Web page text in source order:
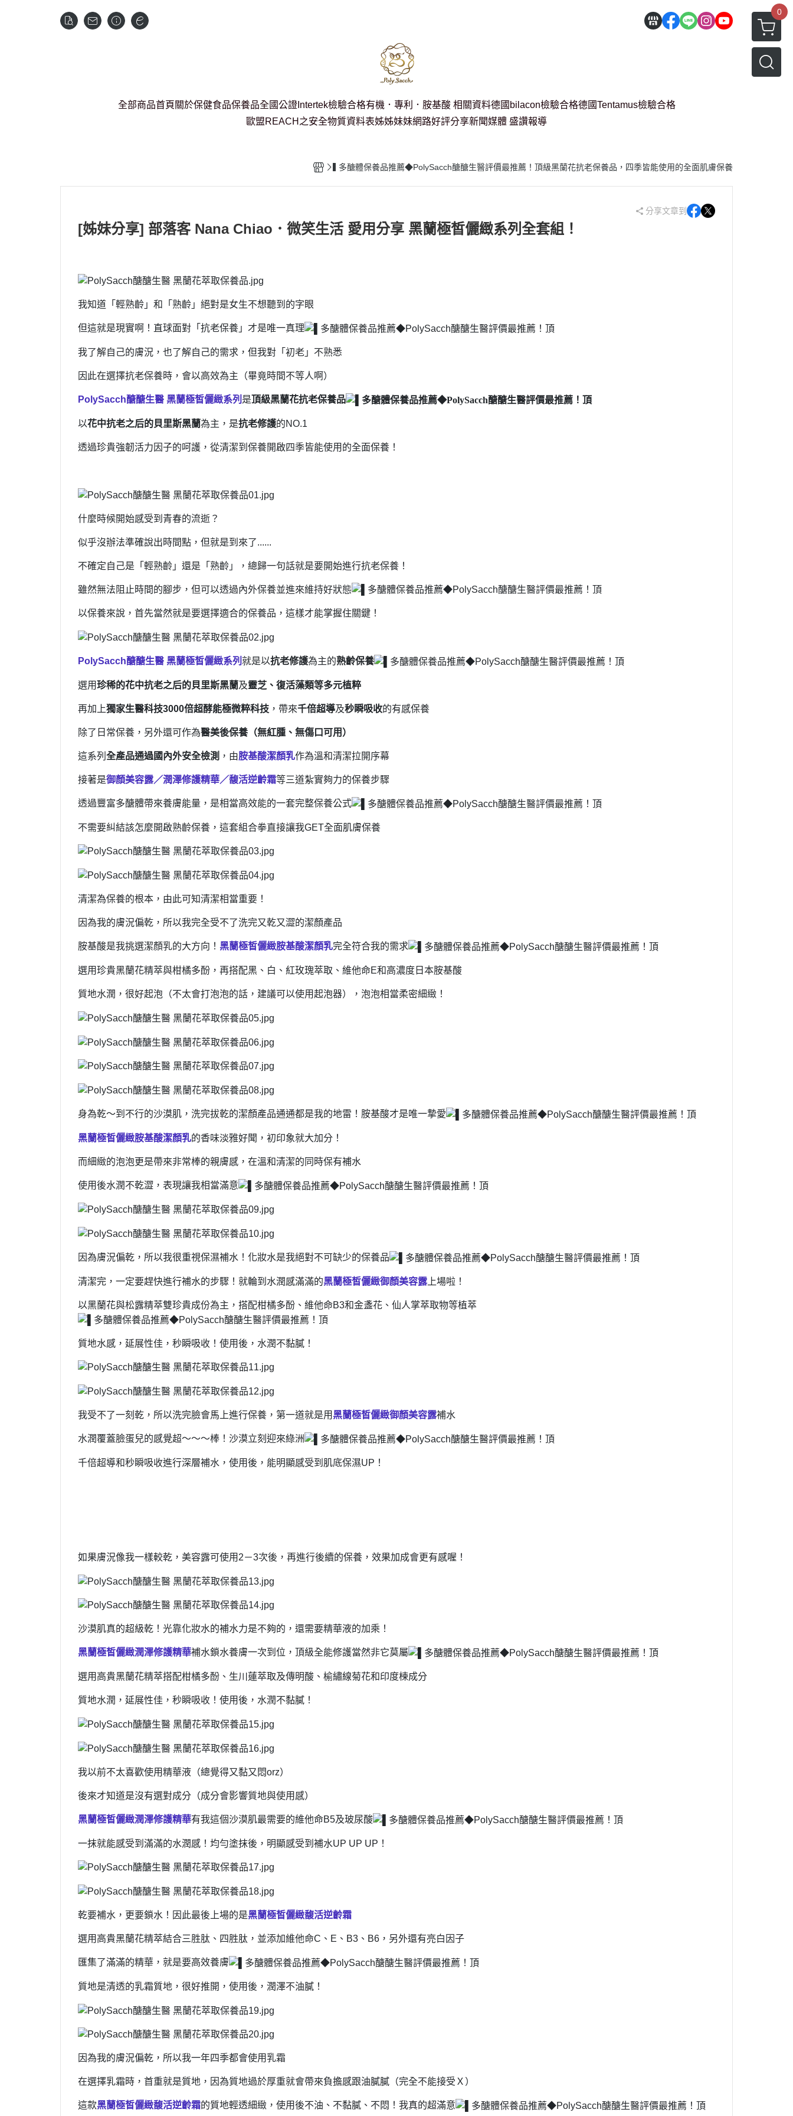
0
全部商品首頁 關於保健食品保養品全國公證Intertek檢驗合格有機．專利．胺基酸 相關資料德國bilacon檢驗合格德國Tentamus檢驗合格
歐盟REACH之安全物質資料表姊姊妹妹網路好評分享新聞媒體 盛讚報導
▌多醣體保養品推薦◆PolySacch醣醣生醫評價最推薦！頂級黑蘭花抗老保養品，四季皆能使用的全面肌膚保養
分享文章到
[姊妹分享] 部落客 Nana Chiao．微笑生活 愛用分享 黑蘭極皙儷緻系列全套組！
我知道「輕熟齡」和「熟齡」絕對是女生不想聽到的字眼
但這就是現實啊！直球面對「抗老保養」才是唯一真理
我了解自己的膚況，也了解自己的需求，但我對「初老」不熟悉
因此在選擇抗老保養時，會以高效為主（畢竟時間不等人啊）
PolySacch醣醣生醫 黑蘭極皙儷緻系列 是頂級黑蘭花抗老保養品
以花中抗老之后的貝里斯黑蘭為主，是抗老修護的NO.1
透過珍貴強韌活力因子的呵護，從清潔到保養開啟四季皆能使用的全面保養！
什麼時候開始感受到青春的流逝？
似乎沒辦法準確說出時間點，但就是到來了......
不確定自己是「輕熟齡」還是「熟齡」，總歸一句話就是要開始進行抗老保養！
雖然無法阻止時間的腳步，但可以透過內外保養並進來維持好狀態
以保養來說，首先當然就是要選擇適合的保養品，這樣才能掌握住關鍵！
PolySacch醣醣生醫 黑蘭極皙儷緻系列 就是以抗老修護為主的熟齡保養
選用珍稀的花中抗老之后的貝里斯黑蘭及靈芝、復活藻類等多元植粹
再加上獨家生醫科技3000倍超酵能極微粹科技 ，帶來千倍超導及秒瞬吸收的有感保養
除了日常保養，另外還可作為醫美後保養（無紅腫、無傷口可用）
這系列 全產品通過國內外安全檢測 ，由胺基酸潔顏乳作為溫和清潔拉開序幕
接著是御顏美容露／潤澤修護精華／馥活逆齡霜等三道紮實夠力的保養步驟
透過豐富多醣體帶來養膚能量，是相當高效能的一套完整保養公式
不需要糾結該怎麼開啟熟齡保養，這套組合拳直接讓我GET全面肌膚保養
清潔為保養的根本，由此可知清潔相當重要！
因為我的膚況偏乾，所以我完全受不了洗完又乾又澀的潔顏產品
胺基酸是我挑選潔顏乳的大方向！ 黑蘭極皙儷緻胺基酸潔顏乳完全符合我的需求
選用珍貴黑蘭花精萃與柑橘多酚，再搭配黑、白、紅玫瑰萃取、維他命E和高濃度日本胺基酸
質地水潤，很好起泡（不太會打泡泡的話，建議可以使用起泡器），泡泡相當柔密細緻！
身為乾～到不行的沙漠肌，洗完拔乾的潔顏產品通通都是我的地雷！胺基酸才是唯一摯愛
黑蘭極皙儷緻胺基酸潔顏乳的香味淡雅好聞，初印象就大加分！
而細緻的泡泡更是帶來非常棒的親膚感，在溫和清潔的同時保有補水
使用後水潤不乾澀，表現讓我相當滿意
因為膚況偏乾，所以我很重視保濕補水！化妝水是我絕對不可缺少的保養品
清潔完，一定要趕快進行補水的步驟！就輪到水潤感滿滿的黑蘭極皙儷緻御顏美容露 上場啦！
以黑蘭花與松露精萃雙珍貴成份為主，搭配柑橘多酚、維他命B3和金盞花、仙人掌萃取物等植萃
質地水感，延展性佳，秒瞬吸收！使用後，水潤不黏膩！
我受不了一刻乾，所以洗完臉會馬上進行保養，第一道就是用黑蘭極皙儷緻御顏美容露補水
水潤覆蓋臉蛋兒的感覺超～～～棒！沙漠立刻迎來綠洲
千倍超導和秒瞬吸收進行深層補水，使用後，能明顯感受到肌底保濕UP！
如果膚況像我一樣較乾，美容露可使用2－3次後，再進行後續的保養，效果加成會更有感喔！
沙漠肌真的超級乾！光靠化妝水的補水力是不夠的，還需要精華液的加乘！
黑蘭極皙儷緻潤澤修護精華補水鎖水養膚一次到位，頂級全能修護當然非它莫屬
選用高貴黑蘭花精萃搭配柑橘多酚、生川蓮萃取及傳明酸、榆繡線菊花和印度楝成分
質地水潤，延展性佳，秒瞬吸收！使用後，水潤不黏膩！
我以前不太喜歡使用精華液（總覺得又黏又悶orz）
後來才知道是沒有選對成分（成分會影響質地與使用感）
黑蘭極皙儷緻潤澤修護精華有我這個沙漠肌最需要的維他命B5及玻尿酸
一抹就能感受到滿滿的水潤感！均勻塗抹後，明顯感受到補水UP UP UP！
乾要補水，更要鎖水！因此最後上場的是黑蘭極皙儷緻馥活逆齡霜
選用高貴黑蘭花精萃結合三胜肽、四胜肽，並添加維他命C、E、B3、B6，另外還有亮白因子
匯集了滿滿的精華，就是要高效養膚
質地是清透的乳霜質地，很好推開，使用後，潤澤不油膩！
因為我的膚況偏乾，所以我一年四季都會使用乳霜
在選擇乳霜時，首重就是質地，因為質地過於厚重就會帶來負擔感跟油膩膩（完全不能接受Ｘ）
這款黑蘭極皙儷緻馥活逆齡霜的質地輕透細緻，使用後不油、不黏膩、不悶！我真的超滿意